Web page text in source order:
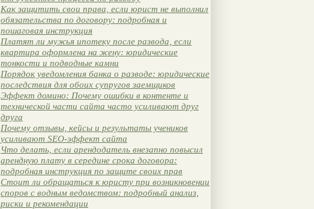
Как защитить свои права, если юрист не выполнил
обязательства по договору: подробная и
пошаговая инструкция
Платят ли мужья ипотеку после развода, если
квартира оформлена на жену: юридические
тонкости и подводные камни
Порядок уведомления банка о разводе: юридические
последствия для обоих супругов заемщиков
Эффект домино: Почему ошибки в контенте и
технической части сайта часто усиливают друг
друга
Почему отзывы, кейсы и результаты учеников
усиливают SEO-эффект сайта
Что делать, если арендодатель внезапно повысил
арендную плату в середине срока договора:
подробная инструкция по защите своих прав
Стоит ли обращаться к юристу при возникновении
споров с водным ведомством: подробный анализ,
риски и рекомендации